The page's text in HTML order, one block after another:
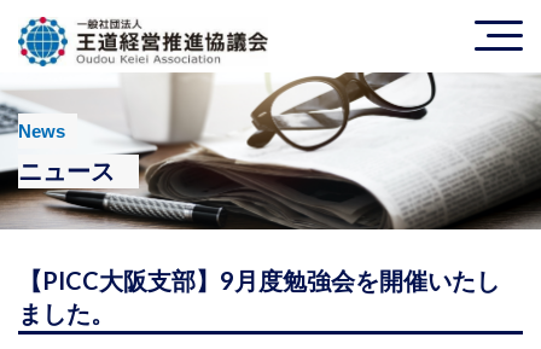
News
ニュース
【PICC大阪支部】9月度勉強会を開催いたし
ました。